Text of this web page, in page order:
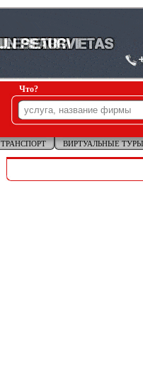
Что?
ТРАНСПОРТ ВИРТУАЛЬНЫЕ ТУРЫ